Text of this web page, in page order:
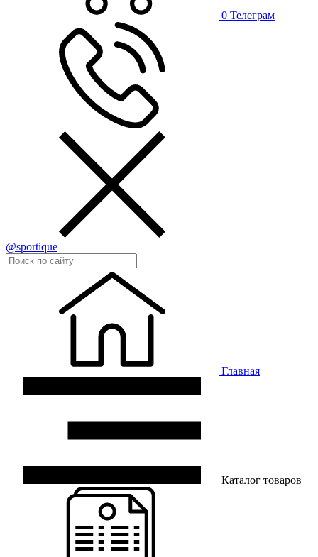
0 Телеграм
@sportique
Главная
Каталог товаров